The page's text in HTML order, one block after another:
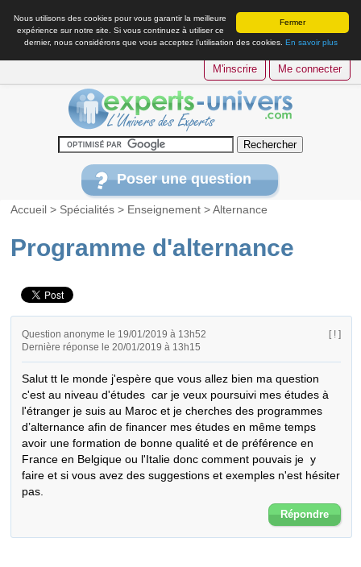
Fermer
Nous utilisons des cookies pour vous garantir la meilleure
expérience sur notre site. Si vous continuez à utiliser ce
dernier, nous considérons que vous acceptez l’utilisation des cookies. En savoir plus
M'inscrire Me connecter
Poser une question
Accueil > Spécialités > Enseignement >Alternance
Programme d'alternance
Question anonyme le 19/01/2019 à 13h52
Dernière réponse le 20/01/2019 à 13h15
[ ! ]
Salut tt le monde j'espère que vous allez bien ma question
c'est au niveau d'études  car je veux poursuivi mes études à
l'étranger je suis au Maroc et je cherches des programmes
d’alternance afin de financer mes études en même temps
avoir une formation de bonne qualité et de préférence en
France en Belgique ou l'Italie donc comment pouvais je  y
faire et si vous avez des suggestions et exemples n'est hésiter
pas.
Répondre